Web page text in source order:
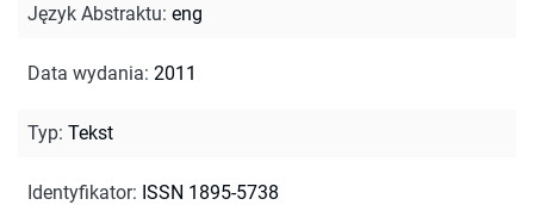
Język Abstraktu: eng
Data wydania: 2011
Typ: Tekst
Identyfikator: ISSN 1895-5738